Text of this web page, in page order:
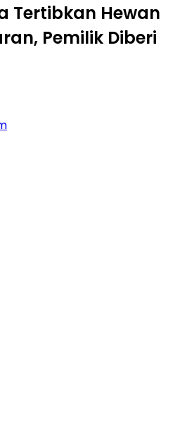
Tertibkan Hewan
Pemilik Diberi